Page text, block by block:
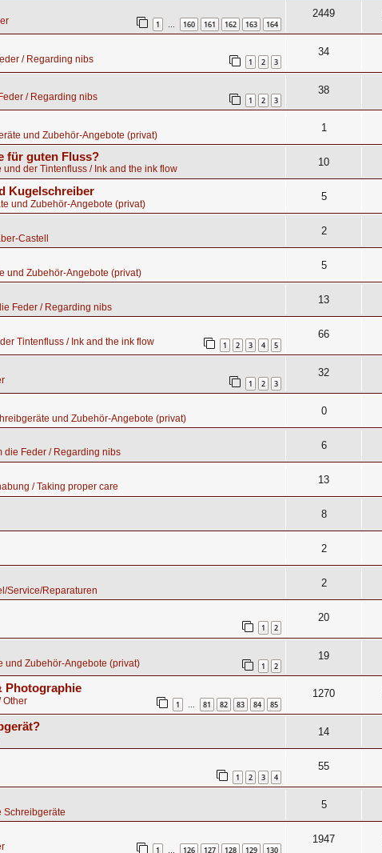
1 160 161 162 163 164
2449
/ Regarding nibs 1 2 3
34
/ Regarding nibs 1 2 3
38
und Zubehör-Angebote (privat)
1
für guten Fluss?
und der Tintenfluss / Ink and the ink flow
10
Kugelschreiber
und Zubehör-Angebote (privat)
5
Castell
2
und Zubehör-Angebote (privat)
5
Feder / Regarding nibs
13
Tintenfluss / Ink and the ink flow 1 2 3 4 5
66
1 2 3
32
und Zubehör-Angebote (privat)
0
die Feder / Regarding nibs
6
/ Taking proper care
13
8
2
Service/Reparaturen
2
1 2
20
und Zubehör-Angebote (privat) 1 2
19
Photographie
Other 1 … 81 82 83 84 85
1270
14
1 2 3 4
55
Schreibgeräte
5
1 126 127 128 129 130
1947